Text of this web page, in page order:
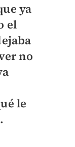
ya
el
no
le